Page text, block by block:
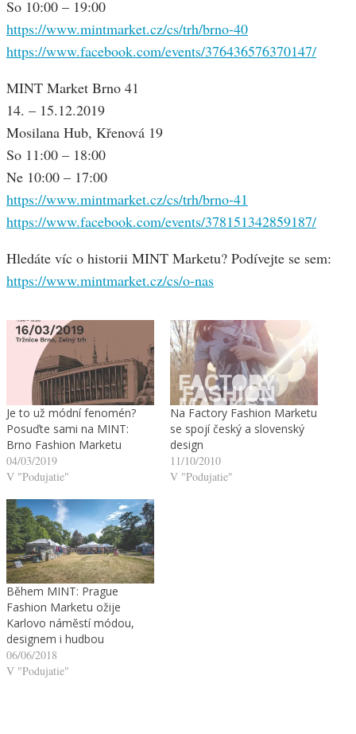
So 10:00 – 19:00
https://www.mintmarket.cz/cs/trh/brno-40
https://www.facebook.com/events/376436576370147/
MINT Market Brno 41
14. – 15.12.2019
Mosilana Hub, Křenová 19
So 11:00 – 18:00
Ne 10:00 – 17:00
https://www.mintmarket.cz/cs/trh/brno-41
https://www.facebook.com/events/378151342859187/
Hledáte víc o historii MINT Marketu? Podívejte se sem:
https://www.mintmarket.cz/cs/o-nas
Je to už módní fenomén?
Posuďte sami na MINT:
Brno Fashion Marketu
04/03/2019
V "Podujatie"
Na Factory Fashion Marketu
se spojí český a slovenský
design
11/10/2010
V "Podujatie"
Během MINT: Prague
Fashion Marketu ožije
Karlovo náměstí módou,
designem i hudbou
06/06/2018
V "Podujatie"